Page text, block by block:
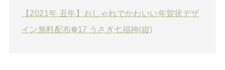
【2021年 丑年】おしゃれでかわいい年賀状デザ
イン無料配布❁17 うさぎ七福神(縦)